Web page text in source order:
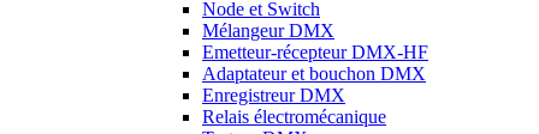
Node et Switch
Mélangeur DMX
Emetteur-récepteur DMX-HF
Adaptateur et bouchon DMX
Enregistreur DMX
Relais électromécanique